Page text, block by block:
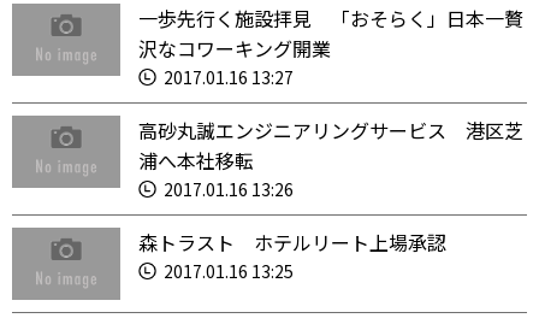
一歩先行く施設拝見 「おそらく」日本一贅
沢なコワーキング開業
2017.01.16 13:27
高砂丸誠エンジニアリングサービス 港区芝
浦へ本社移転
2017.01.16 13:26
森トラスト ホテルリート上場承認
2017.01.16 13:25